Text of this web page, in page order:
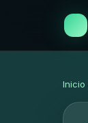
Inicio